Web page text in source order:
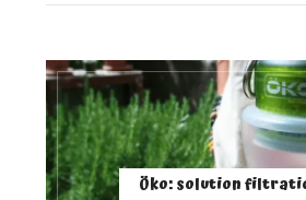
Öko: solution